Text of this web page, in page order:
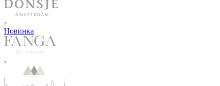
Новинка